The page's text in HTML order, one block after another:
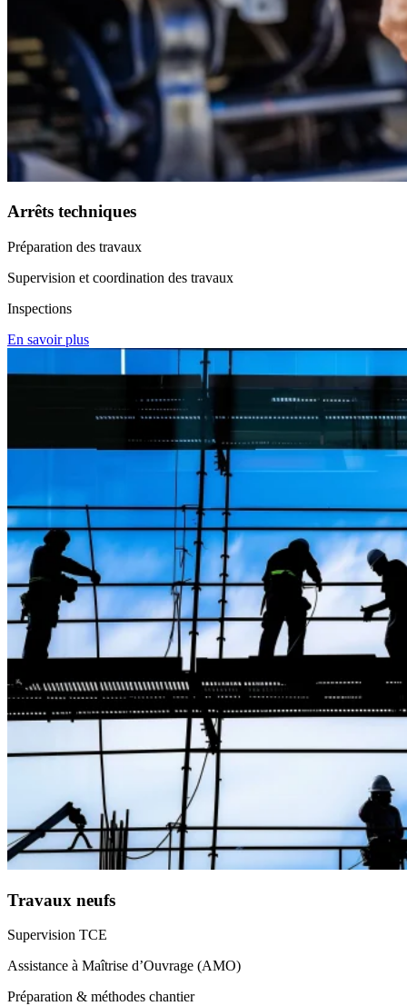
Arrêts techniques
Préparation des travaux
Supervision et coordination des travaux
Inspections
En savoir plus
Travaux neufs
Supervision TCE
Assistance à Maîtrise d’Ouvrage (AMO)
Préparation & méthodes chantier